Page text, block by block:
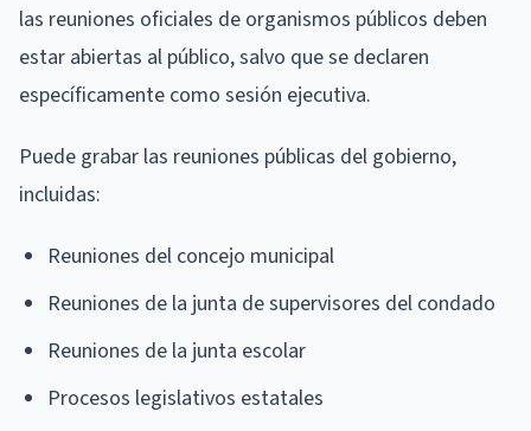
las reuniones oficiales de organismos públicos deben
estar abiertas al público, salvo que se declaren
específicamente como sesión ejecutiva.
Puede grabar las reuniones públicas del gobierno,
incluidas:
Reuniones del concejo municipal
Reuniones de la junta de supervisores del condado
Reuniones de la junta escolar
Procesos legislativos estatales